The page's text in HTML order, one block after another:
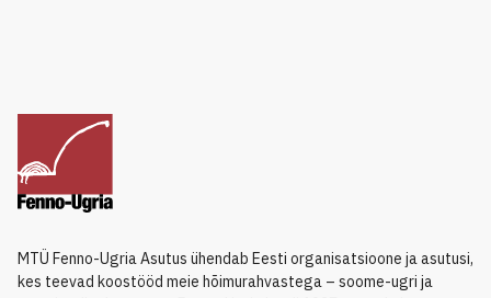
MTÜ Fenno-Ugria Asutus ühendab Eesti organisatsioone ja asutusi,
kes teevad koostööd meie hõimurahvastega – soome-ugri ja